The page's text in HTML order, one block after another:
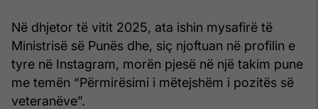
Në dhjetor të vitit 2025, ata ishin mysafirë të
Ministrisë së Punës dhe, siç njoftuan në profilin e
tyre në Instagram, morën pjesë në një takim pune
me temën “Përmirësimi i mëtejshëm i pozitës së
veteranëve”.